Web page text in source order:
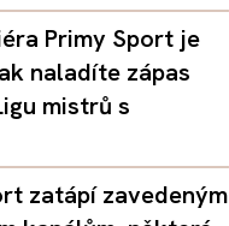
Primy Sport je
naladíte zápas
mistrů s
zatápí zavedeným